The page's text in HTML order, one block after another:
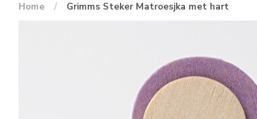
Home / Grimms Steker Matroesjka met hart